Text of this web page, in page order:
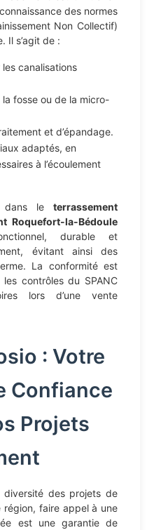
des normes
Non Collectif)
Il s’agit de :
canalisations
la fosse ou de la micro-
et d’épandage.
adaptés, en
à l’écoulement
dans le terrassement
Roquefort-la-Bédoule
durable et
évitant ainsi des
La conformité est
contrôles du SPANC
lors d’une vente
: Votre
Confiance
Projets
des projets de
faire appel à une
est une garantie de